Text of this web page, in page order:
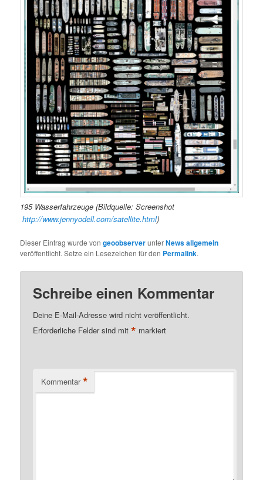
195 Wasserfahrzeuge (Bildquelle: Screenshot
http://www.jennyodell.com/satellite.html)
Dieser Eintrag wurde vongeoobserverunterNews allgemein
veröffentlicht. Setze ein Lesezeichen für den Permalink.
Schreibe einen Kommentar
Deine E-Mail-Adresse wird nicht veröffentlicht.
Erforderliche Felder sind mit* markiert
Kommentar *